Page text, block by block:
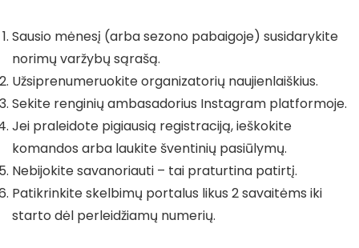
Sausio mėnesį (arba sezono pabaigoje) susidarykite
norimų varžybų sąrašą.
Užsiprenumeruokite organizatorių naujienlaiškius.
Sekite renginių ambasadorius Instagram platformoje.
Jei praleidote pigiausią registraciją, ieškokite
komandos arba laukite šventinių pasiūlymų.
Nebijokite savanoriauti – tai praturtina patirtį.
Patikrinkite skelbimų portalus likus 2 savaitėms iki
starto dėl perleidžiamų numerių.